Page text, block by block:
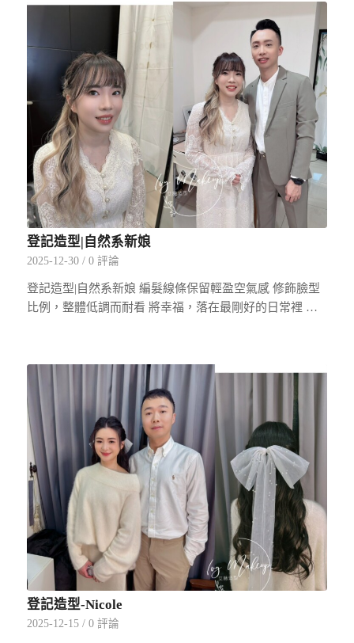
登記造型|自然系新娘
2025-12-30 / 0 評論
登記造型|自然系新娘 編髮線條保留輕盈空氣感 修飾臉型
比例，整體低調而耐看 將幸福，落在最剛好的日常裡 …
登記造型-Nicole
2025-12-15 / 0 評論